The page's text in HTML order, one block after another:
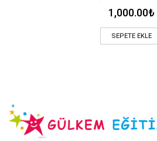
1,000.00₺
SEPETE EKLE